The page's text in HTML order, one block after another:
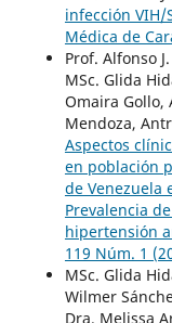
infección VIH/
Médica de
Prof. Alfonso
MSc. Glida
Omaira Gollo,
Mendoza,
Aspectos
en población
de Venezuela
Prevalencia
hipertensión
119 Núm. 1
MSc. Glida
Wilmer
Dra. Melissa